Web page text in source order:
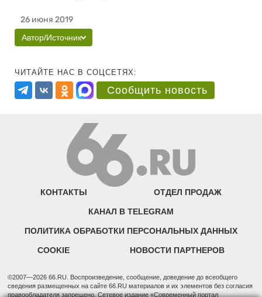
26 июня 2019
Автор/Источник
ЧИТАЙТЕ НАС В СОЦСЕТЯХ:
Сообщить новость
КОНТАКТЫ ОТДЕЛ ПРОДАЖ
КАНАЛ В TELEGRAM
ПОЛИТИКА ОБРАБОТКИ ПЕРСОНАЛЬНЫХ ДАННЫХ
COOKIE НОВОСТИ ПАРТНЕРОВ
©2007—2026 66.RU. Воспроизведение, сообщение, доведение до всеобщего
сведения размещенных на сайте 66.RU материалов и их элементов без согласия
правообладателя запрещено. Сетевое издание «Современный портал